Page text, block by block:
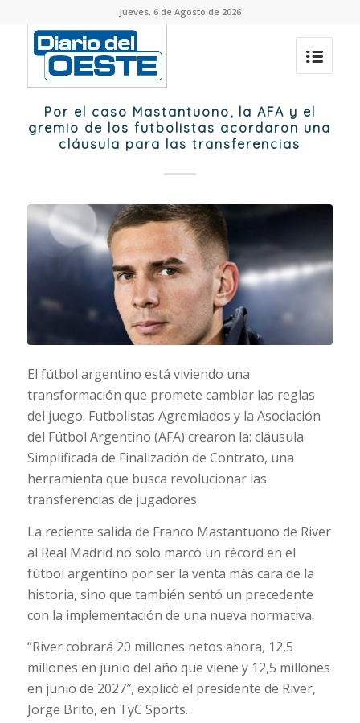
Jueves, 6 de Agosto de 2026
Por el caso Mastantuono, la AFA y el
gremio de los futbolistas acordaron una
cláusula para las transferencias
El fútbol argentino está viviendo una
transformación que promete cambiar las reglas
del juego. Futbolistas Agremiados y la Asociación
del Fútbol Argentino (AFA) crearon la: cláusula
Simplificada de Finalización de Contrato, una
herramienta que busca revolucionar las
transferencias de jugadores.
La reciente salida de Franco Mastantuono de River
al Real Madrid no solo marcó un récord en el
fútbol argentino por ser la venta más cara de la
historia, sino que también sentó un precedente
con la implementación de una nueva normativa.
“River cobrará 20 millones netos ahora, 12,5
millones en junio del año que viene y 12,5 millones
en junio de 2027″, explicó el presidente de River,
Jorge Brito, en TyC Sports.